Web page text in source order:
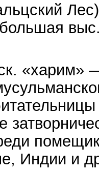
«харим»
Индии и